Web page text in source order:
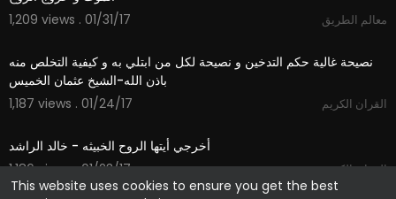
This website uses cookies to ensure you get the best
1,209 views . 01/31/17
معالم الطريق
‫نصيحة غالية ‫حكم التدخين و نصيحة لكل من ابتلي به و كيفية التخلص منه
1,187 views . 01/24/17
القران الكريم
1,186 views . 01/23/17
القران الكريم